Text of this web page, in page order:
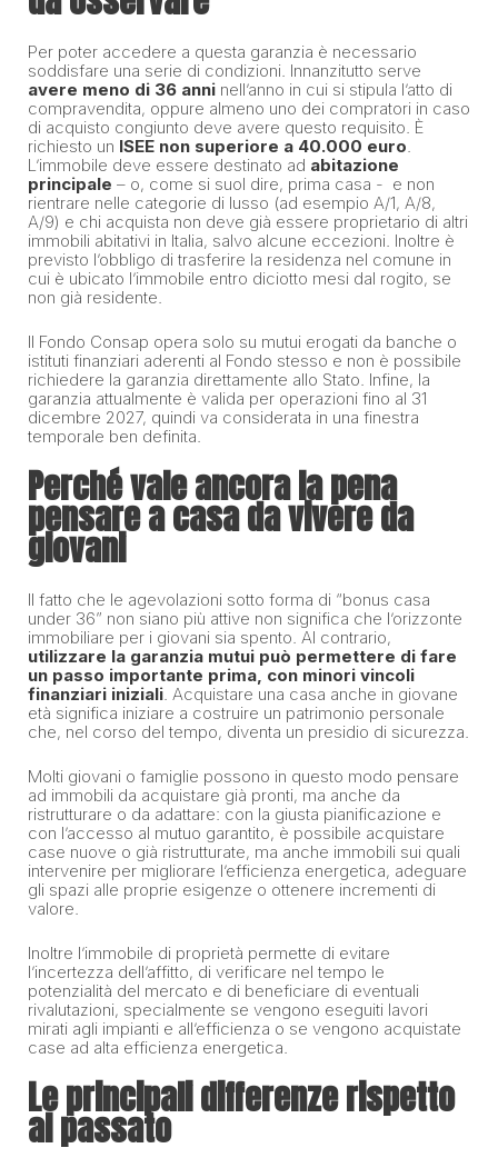
Per poter accedere a questa garanzia è necessario
soddisfare una serie di condizioni. Innanzitutto serve
avere meno di 36 anni nell’anno in cui si stipula l’atto di
compravendita, oppure almeno uno dei compratori in caso
di acquisto congiunto deve avere questo requisito. È
richiesto un ISEE non superiore a 40.000 euro.
L’immobile deve essere destinato ad abitazione
principale – o, come si suol dire, prima casa - e non
rientrare nelle categorie di lusso (ad esempio A/1, A/8,
A/9) e chi acquista non deve già essere proprietario di altri
immobili abitativi in Italia, salvo alcune eccezioni. Inoltre è
previsto l’obbligo di trasferire la residenza nel comune in
cui è ubicato l’immobile entro diciotto mesi dal rogito, se
non già residente.
Il Fondo Consap opera solo su mutui erogati da banche o
istituti finanziari aderenti al Fondo stesso e non è possibile
richiedere la garanzia direttamente allo Stato. Infine, la
garanzia attualmente è valida per operazioni fino al 31
dicembre 2027, quindi va considerata in una finestra
temporale ben definita.
Perché vale ancora la pena
pensare a casa da vivere da
giovani
Il fatto che le agevolazioni sotto forma di “bonus casa
under 36” non siano più attive non significa che l’orizzonte
immobiliare per i giovani sia spento. Al contrario,
utilizzare la garanzia mutui può permettere di fare
un passo importante prima, con minori vincoli
finanziari iniziali. Acquistare una casa anche in giovane
età significa iniziare a costruire un patrimonio personale
che, nel corso del tempo, diventa un presidio di sicurezza.
Molti giovani o famiglie possono in questo modo pensare
ad immobili da acquistare già pronti, ma anche da
ristrutturare o da adattare: con la giusta pianificazione e
con l’accesso al mutuo garantito, è possibile acquistare
case nuove o già ristrutturate, ma anche immobili sui quali
intervenire per migliorare l’efficienza energetica, adeguare
gli spazi alle proprie esigenze o ottenere incrementi di
valore.
Inoltre l’immobile di proprietà permette di evitare
l’incertezza dell’affitto, di verificare nel tempo le
potenzialità del mercato e di beneficiare di eventuali
rivalutazioni, specialmente se vengono eseguiti lavori
mirati agli impianti e all’efficienza o se vengono acquistate
case ad alta efficienza energetica.
Le principali differenze rispetto
al passato